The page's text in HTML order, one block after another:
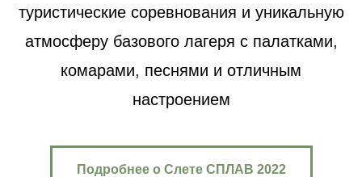
туристические соревнования и уникальную
атмосферу базового лагеря с палатками,
комарами, песнями и отличным
настроением
Подробнее о Слете СПЛАВ 2022